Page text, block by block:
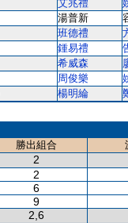
艾兆禮
湯普新
班德禮
鍾易禮
希威森
周俊樂
楊明綸
勝出組合
2
2
6
9
2,6